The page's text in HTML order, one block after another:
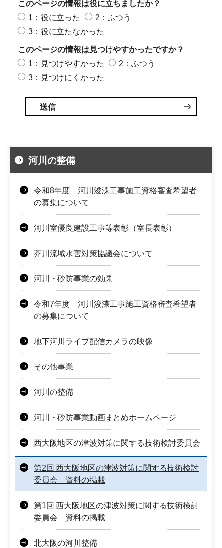
このページの情報は役に立ちましたか？
1：役に立った
2：ふつう
3：役に立たなかった
このページの情報は見つけやすかったですか？
1：見つけやすかった
2：ふつう
3：見つけにくかった
河川の整備
令和8年度 河川浚渫工事施工資格審査希望者
の募集について
河川室優良建設工事等表彰（室長表彰）
芥川流域水害対策協議会について
河川・砂防事業の効果
令和7年度 河川浚渫工事施工資格審査希望者
の募集について
地下河川ライブ配信カメラの映像
その他事業
河川の整備
河川・砂防事業動画まとめホームページ
西大阪地区の津波対策に関する技術検討委員会
第2回 西大阪地区の津波対策に関する技術検討
委員会 資料の掲載
第1回 西大阪地区の津波対策に関する技術検討
委員会 資料の掲載
北大阪の河川整備